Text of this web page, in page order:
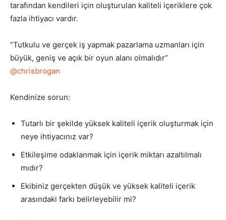
tarafından kendileri için oluşturulan kaliteli içeriklere çok
fazla ihtiyacı vardır.
“Tutkulu ve gerçek iş yapmak pazarlama uzmanları için
büyük, geniş ve açık bir oyun alanı olmalıdır”
@chrisbrogan
Kendinize sorun:
Tutarlı bir şekilde yüksek kaliteli içerik oluşturmak için
neye ihtiyacınız var?
Etkileşime odaklanmak için içerik miktarı azaltılmalı
mıdır?
Ekibiniz gerçekten düşük ve yüksek kaliteli içerik
arasındaki farkı belirleyebilir mi?